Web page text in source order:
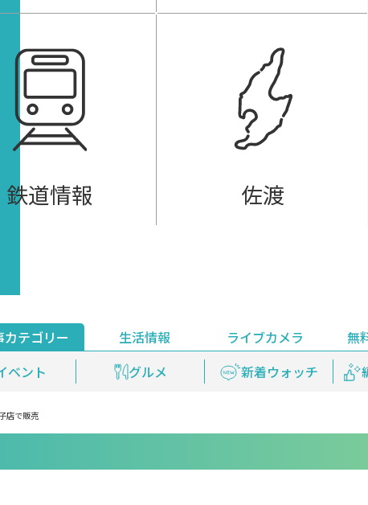
鉄道情報 佐渡
カテゴリー
ベント グルメ 新着ウォッチ
生活情報
安全安心情報 天気 上越妙高
ライブカメラ 無
ライブ配信
見逃し配信 プレミ
店で販売